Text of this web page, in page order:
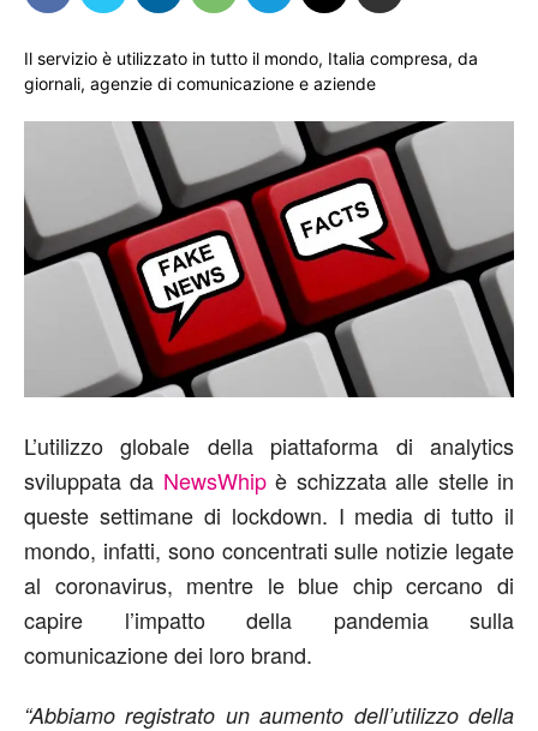
Il servizio è utilizzato in tutto il mondo, Italia compresa, da
giornali, agenzie di comunicazione e aziende
L’utilizzo globale della piattaforma di analytics
sviluppata da NewsWhipè schizzata alle stelle in
queste settimane di lockdown. I media di tutto il
mondo, infatti, sono concentrati sulle notizie legate
al coronavirus, mentre le blue chip cercano di
capire l’impatto della pandemia sulla
comunicazione dei loro brand.
“Abbiamo registrato un aumento dell’utilizzo della